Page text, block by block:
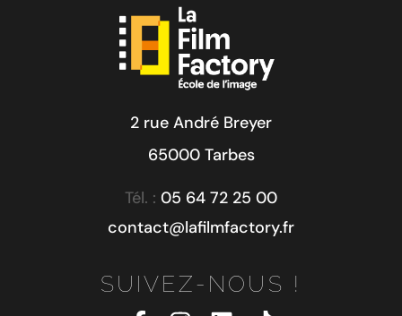
2 rue André Breyer
65000 Tarbes
Tél. : 05 64 72 25 00
contact@lafilmfactory.fr
SUIVEZ-NOUS !